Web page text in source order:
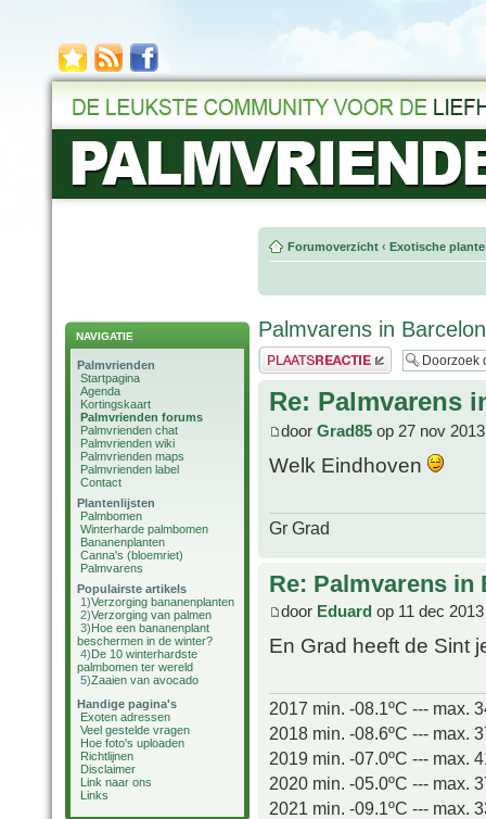
NAVIGATIE
Palmvrienden
Startpagina
Agenda
Kortingskaart
Palmvrienden forums
Palmvrienden chat
Palmvrienden wiki
Palmvrienden maps
Palmvrienden label
Contact
Plantenlijsten
Palmbomen
Winterharde palmbomen
Bananenplanten
Canna's (bloemriet)
Palmvarens
Populairste artikels
1)Verzorging bananenplanten
2)Verzorging van palmen
3)Hoe een bananenplant
beschermen in de winter?
4)De 10 winterhardste
palmbomen ter wereld
5)Zaaien van avocado
Handige pagina's
Exoten adressen
Veel gestelde vragen
Hoe foto's uploaden
Richtlijnen
Disclaimer
Link naar ons
Links
Forumoverzicht ‹ Exotische
Palmvarens in
Plaats een reactie
Re: Palmvarens
door Grad85 op 27 nov
Welk Eindhoven
Gr Grad
Re: Palmvarens in
door Eduard op 11 dec
En Grad heeft de Sint
2017 min. -08.1ºC --- max.
2018 min. -08.6ºC --- max.
2019 min. -07.0ºC --- max.
2020 min. -05.0ºC --- max.
2021 min. -09.1ºC --- max.